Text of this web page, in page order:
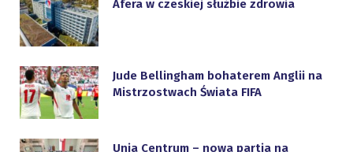
Afera w czeskiej służbie zdrowia
Jude Bellingham bohaterem Anglii na
Mistrzostwach Świata FIFA
Unia Centrum – nowa partia na